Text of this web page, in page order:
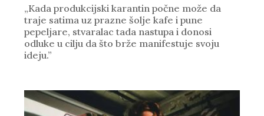
„Kada produkcijski karantin počne može da
traje satima uz prazne šolje kafe i pune
pepeljare, stvaralac tada nastupa i donosi
odluke u cilju da što brže manifestuje svoju
ideju.”